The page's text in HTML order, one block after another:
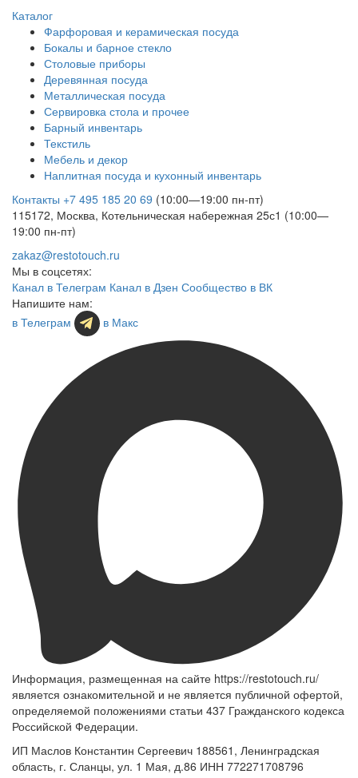
Каталог
Фарфоровая и керамическая посуда
Бокалы и барное стекло
Столовые приборы
Деревянная посуда
Металлическая посуда
Сервировка стола и прочее
Барный инвентарь
Текстиль
Мебель и декор
Наплитная посуда и кухонный инвентарь
Контакты +7 495 185 20 69 (10:00—19:00 пн-пт)
115172, Москва, Котельническая набережная 25с1 (10:00—
19:00 пн-пт)
zakaz@restotouch.ru
Мы в соцсетях:
Канал в Телеграм Канал в Дзен Сообщество в ВК
Напишите нам:
в Телеграм
в Макс
Информация, размещенная на сайте https://restotouch.ru/
является ознакомительной и не является публичной офертой,
определяемой положениями статьи 437 Гражданского кодекса
Российской Федерации.
ИП Маслов Константин Сергеевич 188561, Ленинградская
область, г. Сланцы, ул. 1 Мая, д.86 ИНН 772271708796